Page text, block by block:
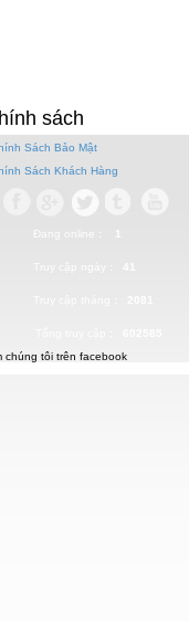
sách
Sách Bảo Mật
Sách Khách Hàng
Đang online : 1
: 41
chúng tôi trên facebook